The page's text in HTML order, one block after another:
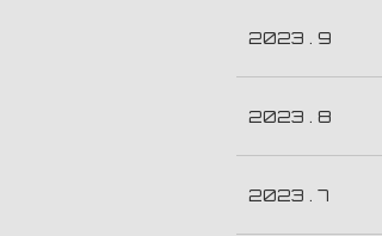
2023 . 9
2023 . 8
2023 . 7